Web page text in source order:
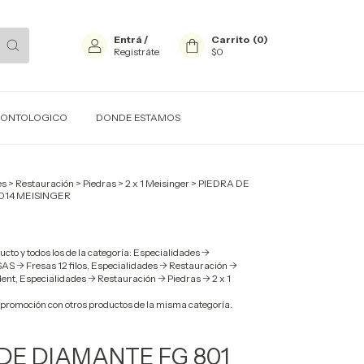
Entrá /
Registráte
Carrito (0)
$0
DONDE ESTAMOS
> Restauración > Piedras > 2 x 1 Meisinger > PIEDRA DE
MEISINGER
y todos los de la categoría: Especialidades ->
-> Fresas 12 filos, Especialidades -> Restauración ->
Especialidades -> Restauración -> Piedras -> 2 x 1
con otros productos de la misma categoría.
DIAMANTE FG 801